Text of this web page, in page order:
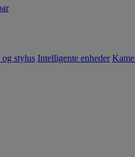
og stylus Intelligente enheder